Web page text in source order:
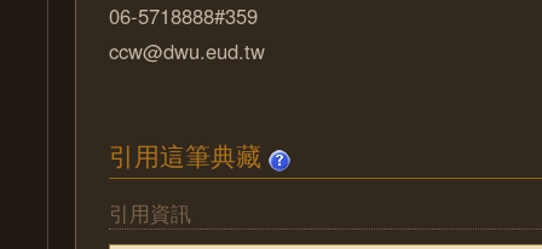
06-5718888#359
ccw@dwu.eud.tw
引用這筆典藏
引用資訊